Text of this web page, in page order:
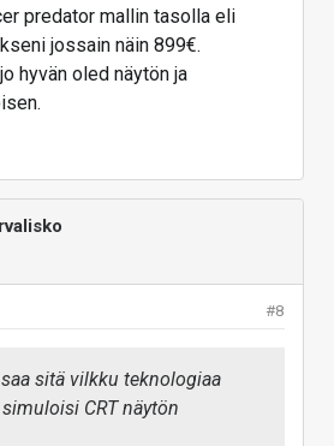
predator mallin tasolla eli
jossain näin 899€.
hyvän oled näytön ja
#8
sitä vilkku teknologiaa
CRT näytön